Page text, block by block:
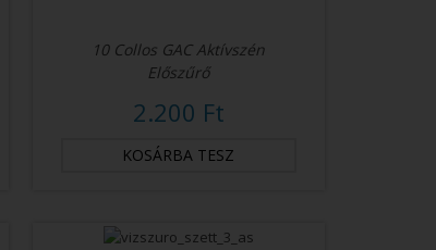
10 Collos GAC Aktívszén
Előszűrő
2.200 Ft